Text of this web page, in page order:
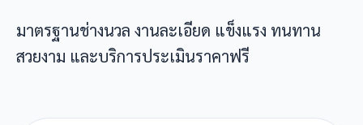
มาตรฐานช่างนวล งานละเอียด แข็งแรง ทนทาน
สวยงาม และบริการประเมินราคาฟรี